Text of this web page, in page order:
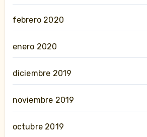
febrero 2020
enero 2020
diciembre 2019
noviembre 2019
octubre 2019